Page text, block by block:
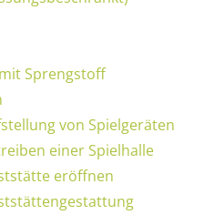
Sprengstoff
von Spielgeräten
einer Spielhalle
eröffnen